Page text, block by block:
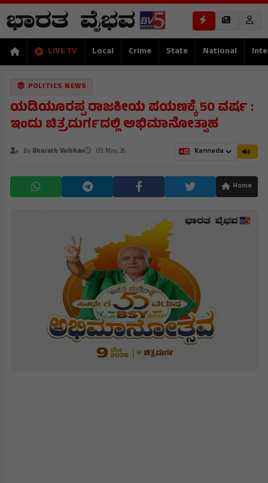
LIVE TV Local Crime State National
POLITICS NEWS
ಯಡಿಯೂರಪ್ಪ ರಾಜಕೀಯ ಪಯಣಕ್ಕೆ 50 ವರ್ಷ :
ಇಂದು ಚಿತ್ರದುರ್ಗದಲ್ಲಿ ಅಭಿಮಾನೋತ್ಸಾಹ
By Bharath Vaibhav 09 May, 26
Home